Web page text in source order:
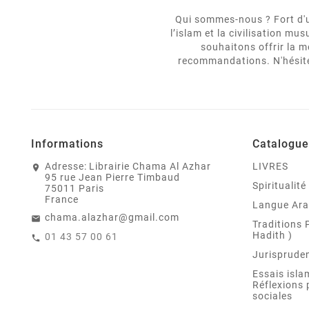
Qui sommes-nous ? Fort
l’islam et la civilisation
souhaitons offrir la
recommandations.
Informations
Adresse: Librairie Chama Al Azhar
95 rue Jean Pierre Timbaud
75011 Paris
France
chama.alazhar@gmail.com
01 43 57 00 61
Catalogue
LIVRES
Spiritualité
Langue
Traditions
Hadith )
Essais
Réflexions
sociales